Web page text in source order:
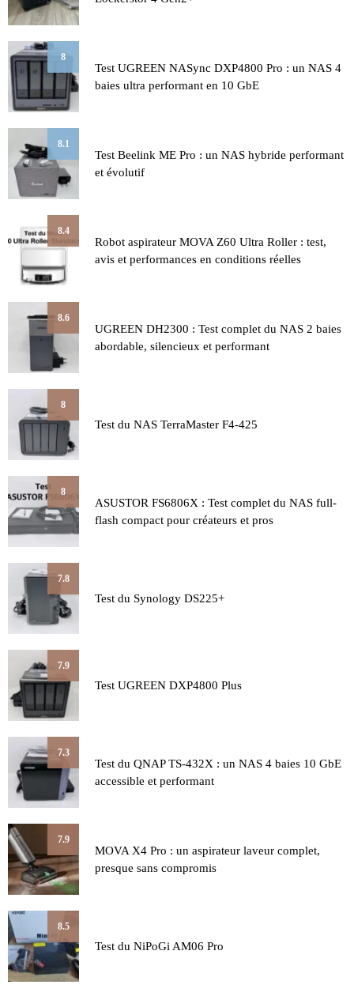
8
Test UGREEN NASync DXP4800 Pro : un NAS 4
baies ultra performant en 10 GbE
8.1
Test Beelink ME Pro : un NAS hybride performant
et évolutif
8.4
Robot aspirateur MOVA Z60 Ultra Roller : test,
avis et performances en conditions réelles
8.6
UGREEN DH2300 : Test complet du NAS 2 baies
abordable, silencieux et performant
8
Test du NAS TerraMaster F4-425
8
ASUSTOR FS6806X : Test complet du NAS full-
flash compact pour créateurs et pros
7.8
Test du Synology DS225+
7.9
Test UGREEN DXP4800 Plus
7.3
Test du QNAP TS-432X : un NAS 4 baies 10 GbE
accessible et performant
7.9
MOVA X4 Pro : un aspirateur laveur complet,
presque sans compromis
8.5
Test du NiPoGi AM06 Pro